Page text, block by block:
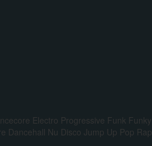
Electro Progressive Funk Funky
Dancehall Nu Disco Jump Up Pop Rap